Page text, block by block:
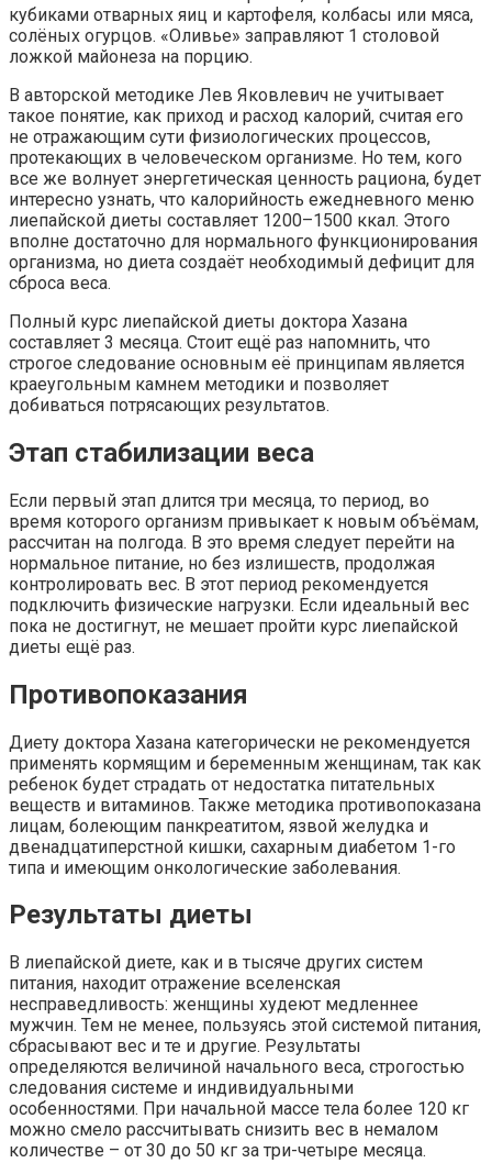
кубиками отварных яиц и картофеля, колбасы или мяса,
солёных огурцов. «Оливье» заправляют 1 столовой
ложкой майонеза на порцию.
В авторской методике Лев Яковлевич не учитывает
такое понятие, как приход и расход калорий, считая его
не отражающим сути физиологических процессов,
протекающих в человеческом организме. Но тем, кого
все же волнует энергетическая ценность рациона, будет
интересно узнать, что калорийность ежедневного меню
лиепайской диеты составляет 1200–1500 ккал. Этого
вполне достаточно для нормального функционирования
организма, но диета создаёт необходимый дефицит для
сброса веса.
Полный курс лиепайской диеты доктора Хазана
составляет 3 месяца. Стоит ещё раз напомнить, что
строгое следование основным её принципам является
краеугольным камнем методики и позволяет
добиваться потрясающих результатов.
Этап стабилизации веса
Если первый этап длится три месяца, то период, во
время которого организм привыкает к новым объёмам,
рассчитан на полгода. В это время следует перейти на
нормальное питание, но без излишеств, продолжая
контролировать вес. В этот период рекомендуется
подключить физические нагрузки. Если идеальный вес
пока не достигнут, не мешает пройти курс лиепайской
диеты ещё раз.
Противопоказания
Диету доктора Хазана категорически не рекомендуется
применять кормящим и беременным женщинам, так как
ребенок будет страдать от недостатка питательных
веществ и витаминов. Также методика противопоказана
лицам, болеющим панкреатитом, язвой желудка и
двенадцатиперстной кишки, сахарным диабетом 1-го
типа и имеющим онкологические заболевания.
Результаты диеты
В лиепайской диете, как и в тысяче других систем
питания, находит отражение вселенская
несправедливость: женщины худеют медленнее
мужчин. Тем не менее, пользуясь этой системой питания,
сбрасывают вес и те и другие. Результаты
определяются величиной начального веса, строгостью
следования системе и индивидуальными
особенностями. При начальной массе тела более 120 кг
можно смело рассчитывать снизить вес в немалом
количестве – от 30 до 50 кг за три-четыре месяца.